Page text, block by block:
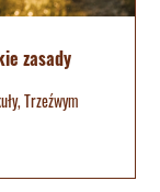
zasady
,Trzeźwym